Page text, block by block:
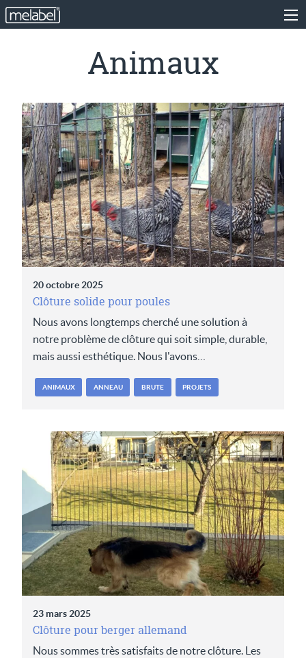
Animaux
20 octobre 2025
Clôture solide pour poules
Nous avons longtemps cherché une solution à
notre problème de clôture qui soit simple, durable,
mais aussi esthétique. Nous l'avons…
ANIMAUX ANNEAU BRUTE PROJETS
23 mars 2025
Clôture pour berger allemand
Nous sommes très satisfaits de notre clôture. Les